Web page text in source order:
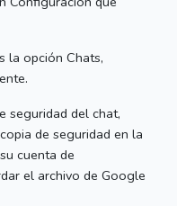
la opción Chats,
seguridad del chat,
de seguridad en la
cuenta de
el archivo de Google